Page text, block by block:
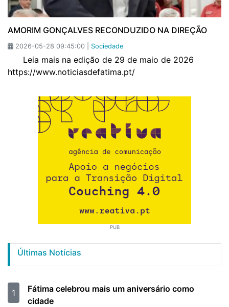
AMORIM GONÇALVES RECONDUZIDO NA DIREÇÃO
2026-05-28 09:45:00 | Sociedade
Leia mais na edição de 29 de maio de 2026
https://www.noticiasdefatima.pt/
PUB
Últimas Notícias
1
Fátima celebrou mais um aniversário como
cidade